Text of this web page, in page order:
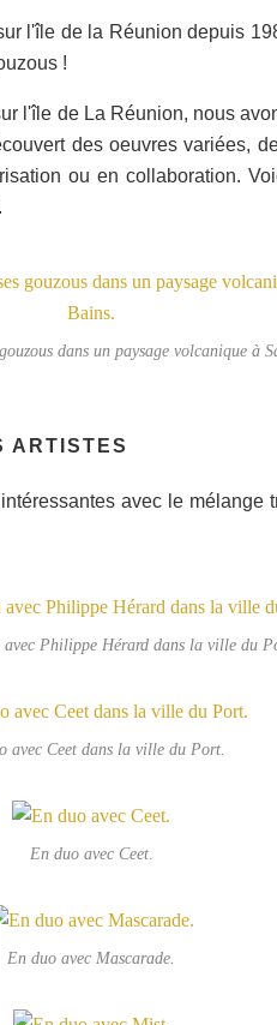
l'île de la Réunion depuis
!
l'île de La Réunion, nous
des oeuvres variées,
ou en collaboration.
dans un paysage volcanique à
ARTISTES
avec le mélange
Philippe Hérard dans la ville du
avec Ceet dans la ville du Port.
En duo avec Ceet.
En duo avec Mascarade.